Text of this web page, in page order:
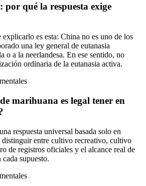
por qué la respuesta exige
explicarlo es esta: China no es uno de los
una ley general de eutanasia
o a la neerlandesa. En ese sentido, no
ordinaria de la eutanasia activa.
marihuana es legal tener en
respuesta universal basada solo en
distinguir entre cultivo recreativo, cultivo
de registros oficiales y el alcance real de
supuesto.